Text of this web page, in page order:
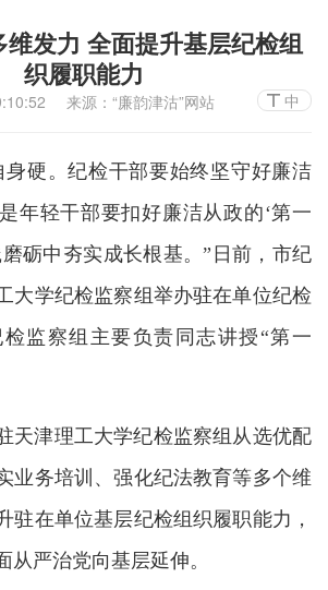
发力 全面提升基层纪检组
织履职能力
来源：“廉韵津沽”网站 中
身硬。纪检干部要始终坚守好廉洁
年轻干部要扣好廉洁从政的‘第一
砺中夯实成长根基。”日前，市纪
大学纪检监察组举办驻在单位纪检
监察组主要负责同志讲授“第一
天津理工大学纪检监察组从选优配
业务培训、强化纪法教育等多个维
驻在单位基层纪检组织履职能力，
从严治党向基层延伸。